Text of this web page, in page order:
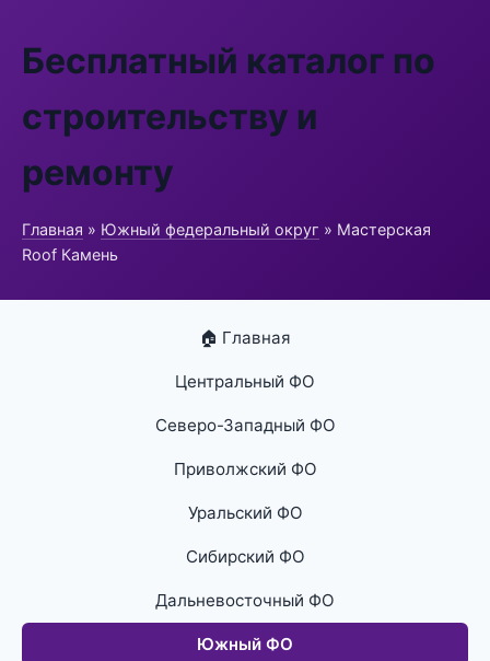
Бесплатный каталог по
строительству и
ремонту
Главная » Южный федеральный округ » Мастерская
Roof Камень
🏠 Главная
Центральный ФО
Северо-Западный ФО
Приволжский ФО
Уральский ФО
Сибирский ФО
Дальневосточный ФО
Южный ФО